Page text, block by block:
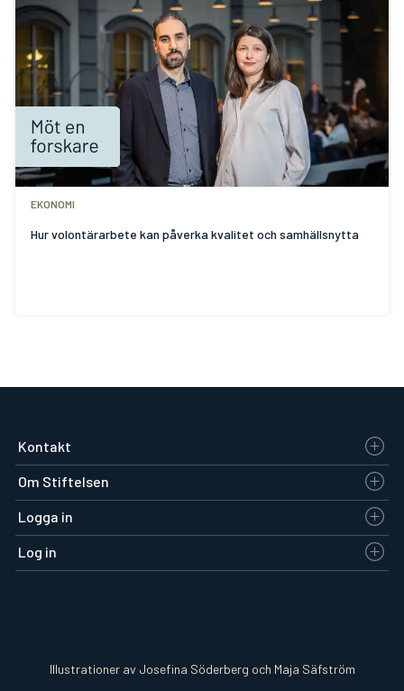
EKONOMI
Hur volontärarbete kan påverka kvalitet och samhällsnytta
Kontakt
Om Stiftelsen
Logga in
Log in
Illustrationer av Josefina Söderberg och Maja Säfström